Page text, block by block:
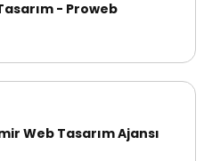
- Proweb
Web Tasarım Ajansı